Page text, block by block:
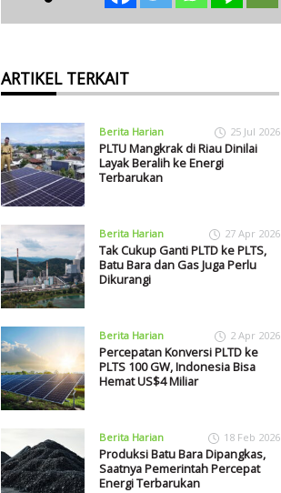
ARTIKEL TERKAIT
Berita Harian 25 Jul 2026
PLTU Mangkrak di Riau Dinilai
Layak Beralih ke Energi
Terbarukan
Berita Harian 27 Apr 2026
Tak Cukup Ganti PLTD ke PLTS,
Batu Bara dan Gas Juga Perlu
Dikurangi
Berita Harian 2 Apr 2026
Percepatan Konversi PLTD ke
PLTS 100 GW, Indonesia Bisa
Hemat US$4 Miliar
Berita Harian 18 Feb 2026
Produksi Batu Bara Dipangkas,
Saatnya Pemerintah Percepat
Energi Terbarukan